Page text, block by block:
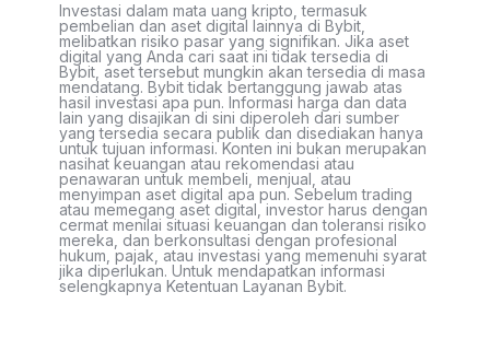
Investasi dalam mata uang kripto, termasuk
pembelian dan aset digital lainnya di Bybit,
melibatkan risiko pasar yang signifikan. Jika aset
digital yang Anda cari saat ini tidak tersedia di
Bybit, aset tersebut mungkin akan tersedia di masa
mendatang. Bybit tidak bertanggung jawab atas
hasil investasi apa pun. Informasi harga dan data
lain yang disajikan di sini diperoleh dari sumber
yang tersedia secara publik dan disediakan hanya
untuk tujuan informasi. Konten ini bukan merupakan
nasihat keuangan atau rekomendasi atau
penawaran untuk membeli, menjual, atau
menyimpan aset digital apa pun. Sebelum trading
atau memegang aset digital, investor harus dengan
cermat menilai situasi keuangan dan toleransi risiko
mereka, dan berkonsultasi dengan profesional
hukum, pajak, atau investasi yang memenuhi syarat
jika diperlukan. Untuk mendapatkan informasi
selengkapnya Ketentuan Layanan Bybit.